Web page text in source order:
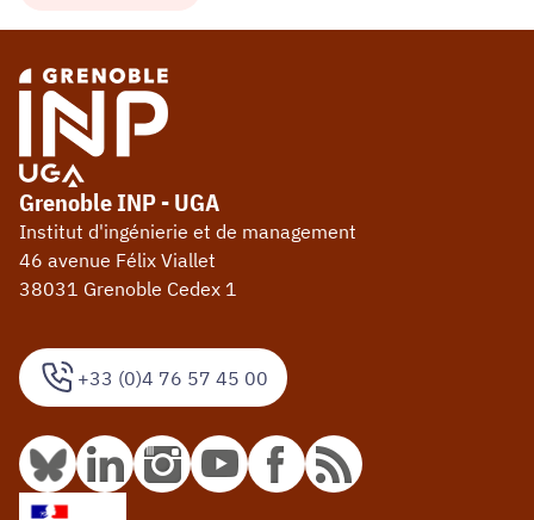
+33 (0)4 76 57 45 00
Grenoble INP - UGA
Institut d'ingénierie et de management
46 avenue Félix Viallet
38031 Grenoble Cedex 1